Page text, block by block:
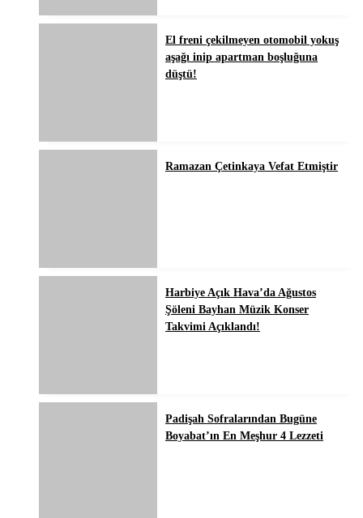
El freni çekilmeyen otomobil yokuş
aşağı inip apartman boşluğuna
düştü!
Ramazan Çetinkaya Vefat Etmiştir
Harbiye Açık Hava’da Ağustos
Şöleni Bayhan Müzik Konser
Takvimi Açıklandı!
Padişah Sofralarından Bugüne
Boyabat’ın En Meşhur 4 Lezzeti